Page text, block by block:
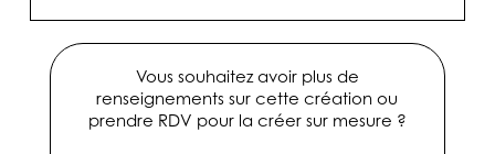
Vous souhaitez avoir plus de
renseignements sur cette création ou
prendre RDV pour la créer sur mesure ?